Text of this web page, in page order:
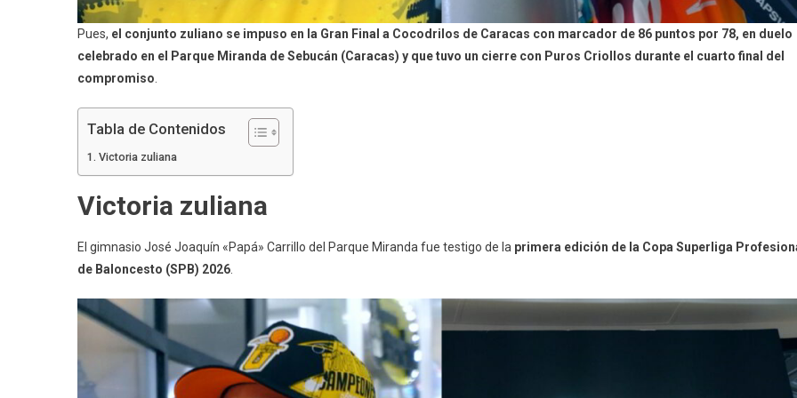
Pues, el conjunto zuliano se impuso en la Gran Final a Cocodrilos de Caracas con marcador de 86 puntos por 78, en duelo
celebrado en el Parque Miranda de Sebucán (Caracas) y que tuvo un cierre con Puros Criollos durante el cuarto final del
compromiso
Tabla de Contenidos
Victoria zuliana
Victoria zuliana
El gimnasio José Joaquín «Papá» Carrillo del Parque Miranda fue testigo de la primera edición de la Copa Superliga
de Baloncesto (SPB) 2026